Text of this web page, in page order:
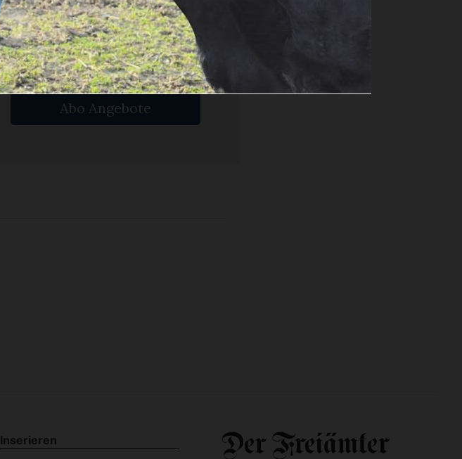
Ja. Ich benötige
ein Abo.
Abo Angebote
Inserieren